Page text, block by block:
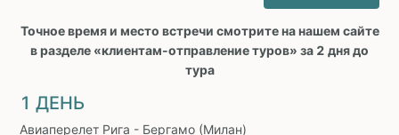
Точное время и место встречи смотрите на нашем сайте
в разделе «клиентам-отправление туров» за 2 дня до
тура
1 ДЕНЬ
Авиаперелет Рига - Бергамо (Милан)